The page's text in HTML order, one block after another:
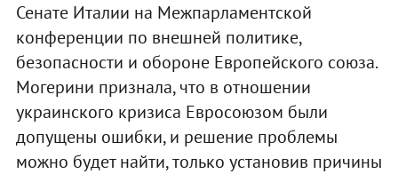
Сенате Италии на Межпарламентской
конференции по внешней политике,
безопасности и обороне Европейского союза.
Могерини признала, что в отношении
украинского кризиса Евросоюзом были
допущены ошибки, и решение проблемы
можно будет найти, только установив причины